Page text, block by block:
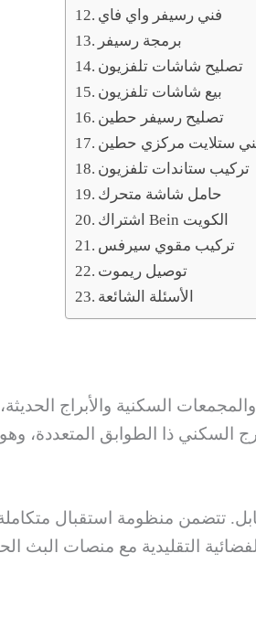
فني رسيفر واي فاي
برمجة رسيفر
تصليح شاشات تلفزيون
بيع شاشات تلفزيون
تصليح رسيفر حطين
ستلايت مركزي حطين
تركيب ستاندات تلفزيون
حامل شاشة متحرك
اشتراك Bein الكويت
تركيب مقوي سيرفس
توصيل ريموت
الأسئلة الشائعة
السكنية والأبراج
ذا الطوابق المتعددة،
منظومة استقبال متكاملة
التقليدية مع منصات البث